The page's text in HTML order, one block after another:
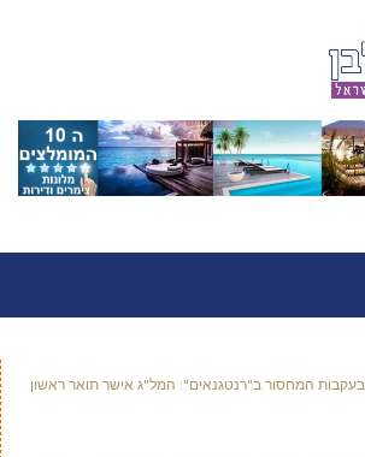
בעקבות המחסור ב"רנטגנאים": המל"ג אישר תואר ראשון